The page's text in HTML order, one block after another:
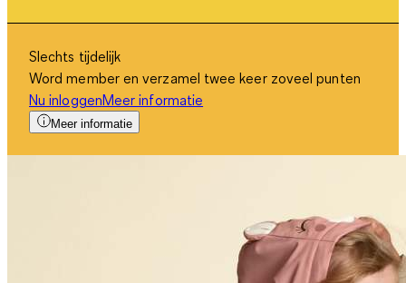
Slechts tijdelijk
Word member en verzamel twee keer zoveel punten
Nu inloggenMeer informatie
Meer informatie